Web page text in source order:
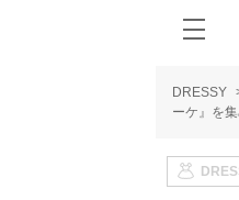
DRESSY
ーケ』を